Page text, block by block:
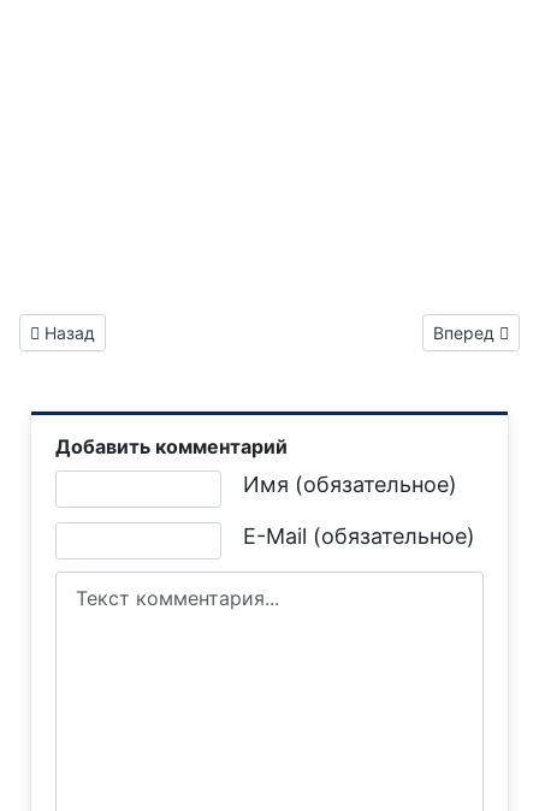
Предыдущий: Газета "Горловка.Сегодня" выпуск №69
Назад Следующий:
Вперед
Добавить комментарий
Имя (обязательное)
E-Mail (обязательное)
Текст комментария